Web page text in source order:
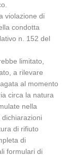
violazione di
condotta
n. 152 del
limitato,
a rilevare
al momento
circa la natura
nella
di rifiuto
di
formulari di